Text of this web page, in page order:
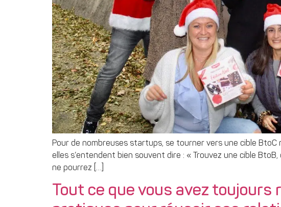
Pour de nombreuses startups, se tourner vers une cible
elles s’entendent bien souvent dire : « Trouvez une cible
ne pourrez […]
Tout ce que vous avez